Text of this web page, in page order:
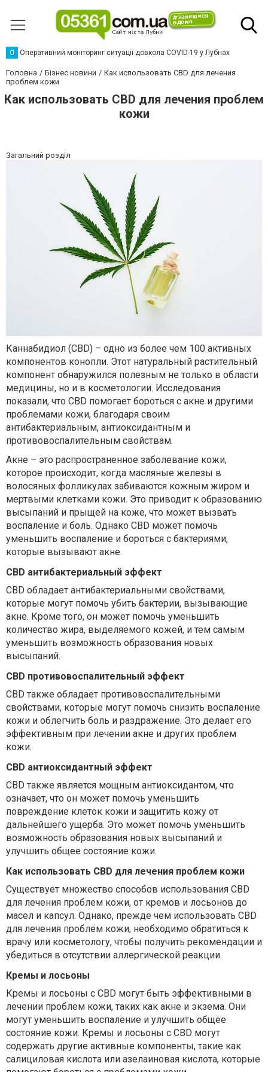
О Оперативний моніторинг ситуації довкола COVID-19 у Лубнах
Головна Бізнес новини
Как использовать CBD для лечения
проблем кожи
Как использовать CBD для лечения проблем
кожи
Загальний розділ
Каннабидиол (CBD) – одно из более чем 100 активных
компонентов конопли. Этот натуральный растительный
компонент обнаружился полезным не только в области
медицины, но и в косметологии. Исследования
показали, что CBD помогает бороться с акне и другими
проблемами кожи, благодаря своим
антибактериальным, антиоксидантным и
противовоспалительным свойствам.
Акне – это распространенное заболевание кожи,
которое происходит, когда масляные железы в
волосяных фолликулах забиваются кожным жиром и
мертвыми клетками кожи. Это приводит к образованию
высыпаний и прыщей на коже, что может вызвать
воспаление и боль. Однако CBD может помочь
уменьшить воспаление и бороться с бактериями,
которые вызывают акне.
CBD антибактериальный эффект
CBD обладает антибактериальными свойствами,
которые могут помочь убить бактерии, вызывающие
акне. Кроме того, он может помочь уменьшить
количество жира, выделяемого кожей, и тем самым
уменьшить возможность образования новых
высыпаний.
CBD противовоспалительный эффект
CBD также обладает противовоспалительными
свойствами, которые могут помочь снизить воспаление
кожи и облегчить боль и раздражение. Это делает его
эффективным при лечении акне и других проблем
кожи.
CBD антиоксидантный эффект
CBD также является мощным антиоксидантом, что
означает, что он может помочь уменьшить
повреждение клеток кожи и защитить кожу от
дальнейшего ущерба. Это может помочь уменьшить
возможность образования новых высыпаний и
улучшить общее состояние кожи.
Как использовать CBD для лечения проблем кожи
Существует множество способов использования CBD
для лечения проблем кожи, от кремов и лосьонов до
масел и капсул. Однако, прежде чем использовать CBD
для лечения проблем кожи, необходимо обратиться к
врачу или косметологу, чтобы получить рекомендации и
убедиться в отсутствии аллергической реакции.
Кремы и лосьоны
Кремы и лосьоны с CBD могут быть эффективными в
лечении проблем кожи, таких как акне и экзема. Они
могут уменьшить воспаление и улучшить общее
состояние кожи. Кремы и лосьоны с CBD могут
содержать другие активные компоненты, такие как
салициловая кислота или азелаиновая кислота, которые